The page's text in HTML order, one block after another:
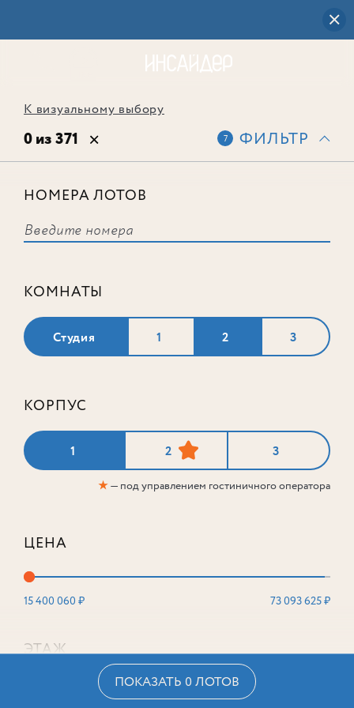
К визуальному выбору
0 из 371 7 ФИЛЬТР
НОМЕРА ЛОТОВ
КОМНАТЫ
Студия 1 2 3
КОРПУС
1 2 3
★— под управлением гостиничного оператора
ЦЕНА
15 400 060 ₽ 73 093 625 ₽
ЭТАЖ
ПОКАЗАТЬ 0 ЛОТОВ
соответствует ни одного лота